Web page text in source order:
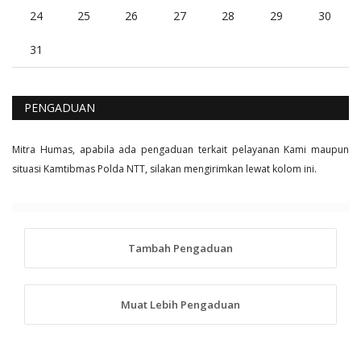
24 25 26 27 28 29 30
31
PENGADUAN
Mitra Humas, apabila ada pengaduan terkait pelayanan Kami maupun
situasi Kamtibmas Polda NTT, silakan mengirimkan lewat kolom ini.
Tambah Pengaduan
Muat Lebih Pengaduan